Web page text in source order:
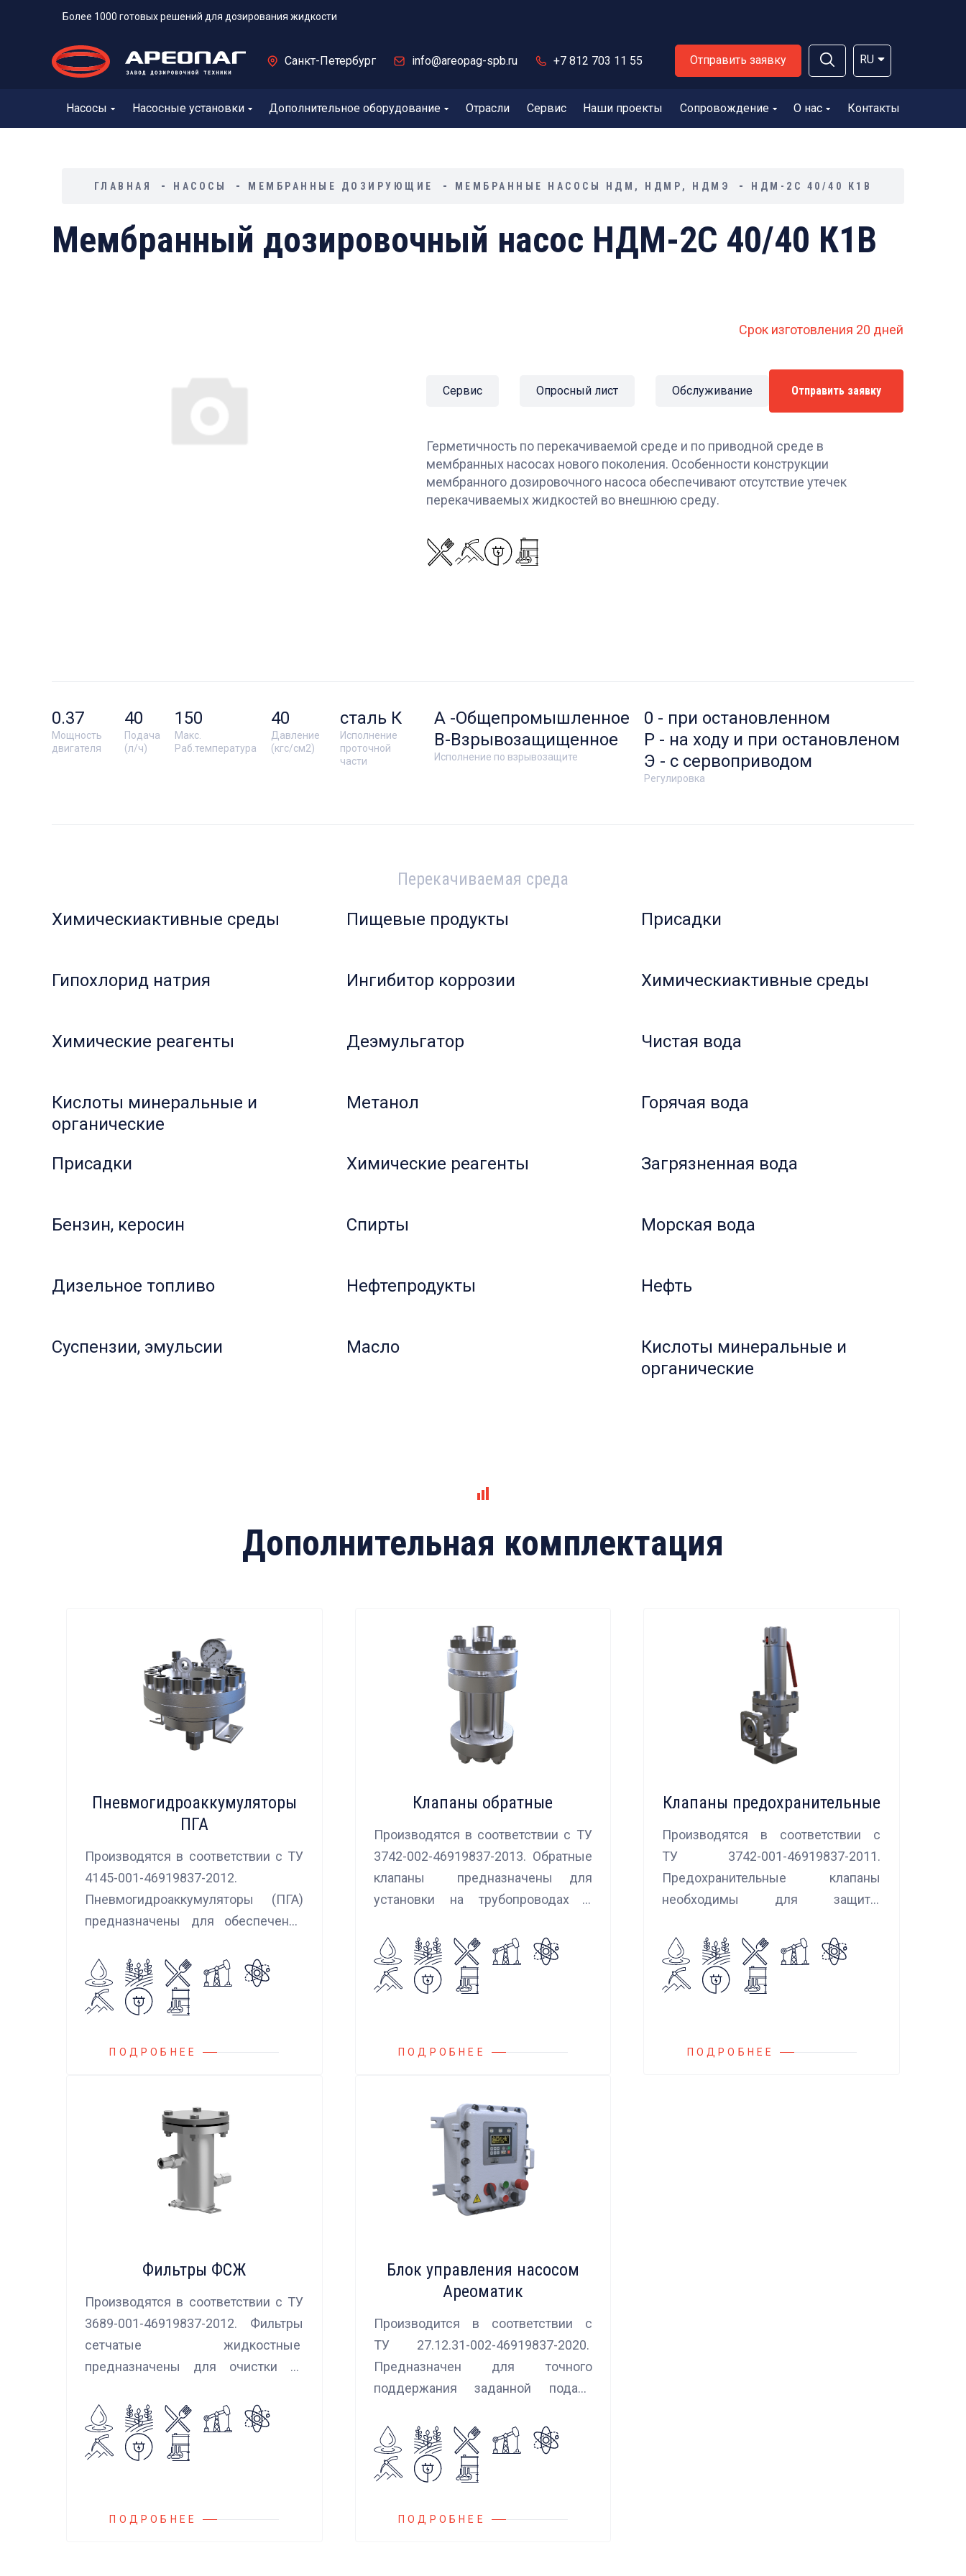
Более 1000 готовых решений для дозирования жидкости
Санкт-Петербург info@areopag-spb.ru +7 812 703 11 55 Отправить заявку RU
Насосы Насосные установки Дополнительное оборудование Отрасли Сервис Наши проекты Сопровождение О нас Контакты
ГЛАВНАЯ НАСОСЫ МЕМБРАННЫЕ ДОЗИРУЮЩИЕ МЕМБРАННЫЕ НАСОСЫ НДМ, НДМР, НДМЭ НДМ-2С 40/40 К1В
Мембранный дозировочный насос НДМ-2С 40/40 К1В
Срок изготовления 20 дней
Сервис Опросный лист Обслуживание Отправить заявку
Герметичность по перекачиваемой среде и по приводной среде в
мембранных насосах нового поколения. Особенности конструкции
мембранного дозировочного насоса обеспечивают отсутствие утечек
перекачиваемых жидкостей во внешнюю среду.
Мощность
двигателя
0.37
Подача
(л/ч)
40
Макс.
Раб.температура
150
Давление
(кгс/см2)
40
Исполнение
проточной
части
сталь К
Исполнение по взрывозащите
А -Общепромышленное
В-Взрывозащищенное
Регулировка
0 - при остановленном
Р - на ходу и при остановленом
Э - с сервоприводом
Перекачиваемая среда
Химическиактивные среды
Гипохлорид натрия
Химические реагенты
Кислоты минеральные и
органические
Присадки
Бензин, керосин
Дизельное топливо
Суспензии, эмульсии
Пищевые продукты
Ингибитор коррозии
Деэмульгатор
Метанол
Химические реагенты
Спирты
Нефтепродукты
Масло
Присадки
Химическиактивные среды
Чистая вода
Горячая вода
Загрязненная вода
Морская вода
Нефть
Кислоты минеральные и
органические
Дополнительная комплектация
Пневмогидроаккумуляторы
ПГА
Производятся в соответствии с ТУ
4145-001-46919837-2012.
Пневмогидроаккумуляторы (ПГА)
предназначены для обеспечения
колебаний потока жидкости,
возникающих в гидравлических
системах.
ПОДРОБНЕЕ
Клапаны обратные
Производятся в соответствии с ТУ
3742-002-46919837-2013. Обратные
клапаны предназначены для
установки на трубопроводах с
потока нейтральных и агрессивных
жидкостей, эмульсий, суспензий и
пропуска их в прямом
ПОДРОБНЕЕ
Клапаны предохранительные
Производятся в соответствии с
ТУ 3742-001-46919837-2011.
Предохранительные клапаны
необходимы для защиты
случаях аварийного повышения
давления, путем сброса среды в
систему низкого давления.
ПОДРОБНЕЕ
Фильтры ФСЖ
Производятся в соответствии с ТУ
3689-001-46919837-2012. Фильтры
сетчатые жидкостные
предназначены для очистки от
агрессивных, токсичных и вредных
жидкостей, эмульсий и суспензий.
Фильтры устанавливаются
и установок.
ПОДРОБНЕЕ
Блок управления насосом
Ареоматик
Производится в соответствии с
ТУ 27.12.31-002-46919837-2020.
Предназначен для точного
поддержания заданной подачи
встроенных алгоритмов
управления.
Блок управления Ареоматик
российских и иностранных
ПОДРОБНЕЕ